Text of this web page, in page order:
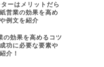
ーはメリットだら
営業の効果を高め
例文を紹介
の効果を高めるコツ
功に必要な要素や
介！